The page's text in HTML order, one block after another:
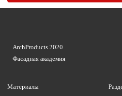
Материалы
ArchProducts 2020
Фасадная академия